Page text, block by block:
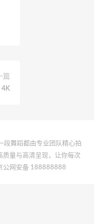
篇
4K
段舞蹈都由专业团队精心拍
量与高清呈现，让你每次
公网安备 188888888